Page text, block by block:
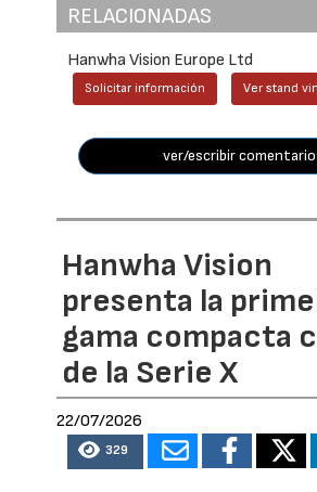
RELACIONADAS
Hanwha Vision Europe Ltd
Solicitar información Ver stand
ver/escribir
Hanwha Vision
presenta la
gama compacta
de la Serie X
22/07/2026
329